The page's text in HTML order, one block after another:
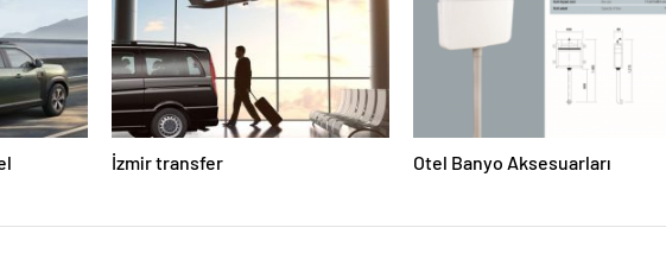
İzmir transfer Otel Banyo Aksesuarları